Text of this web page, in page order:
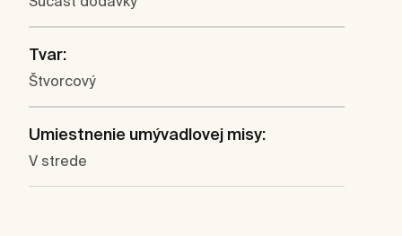
Tvar:
Štvorcový
Umiestnenie umývadlovej misy:
V strede